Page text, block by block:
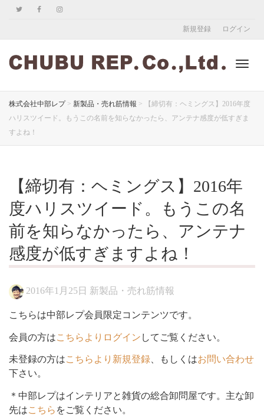
新規登録 ログイン
ゲ
ン
株式会社中部レプ> 新製品・売れ筋情報 >
【締切有：ヘミングス】2016年度
ハリスツイード。もうこの名前を知らなかったら、アンテナ感度が低すぎま
すよね！
【締切有：ヘミングス】2016年
度ハリスツイード。もうこの名
前を知らなかったら、アンテナ
感度が低すぎますよね！
2016年1月25日 新製品・売れ筋情報
こちらは中部レプ会員限定コンテンツです。
会員の方はこちらよりログイン してご覧ください。
未登録の方はこちらより新規登録、もしくはお問い合わせ
下さい。
＊中部レプはインテリアと雑貨の総合卸問屋です。主な卸
先はこちら をご覧ください。